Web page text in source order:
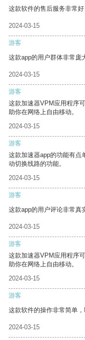
这款软件的售后服务非常
2024-03-15
游客
这款app的用户群体非常庞
2024-03-15
游客
这款加速器VPM应用程序
助你在网络上自由移动。
2024-03-15
游客
这款加速器app的功能有点
动切换线路的功能。
2024-03-15
游客
这款app的用户评论非常真
2024-03-15
游客
这款加速器VPM应用程序
助你在网络上自由移动。
2024-03-15
游客
这款软件的操作非常简单
2024-03-15